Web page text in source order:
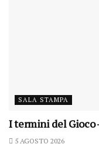
SALA STAMPA
I termini del Gioco
5 AGOSTO 2026